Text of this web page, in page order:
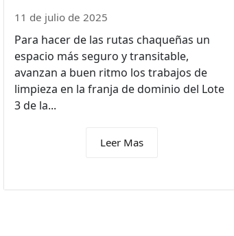
11 de julio de 2025
Para hacer de las rutas chaqueñas un
espacio más seguro y transitable,
avanzan a buen ritmo los trabajos de
limpieza en la franja de dominio del Lote
3 de la...
Leer Mas